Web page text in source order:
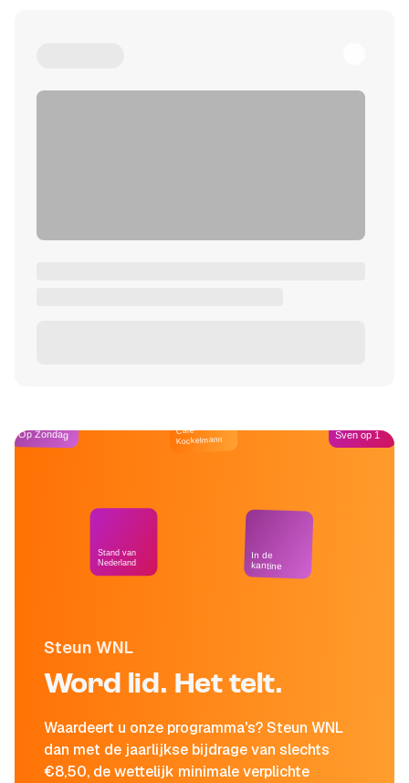
Steun WNL
Word lid. Het telt.
Waardeert u onze programma's? Steun WNL
dan met de jaarlijkse bijdrage van slechts
€8,50, de wettelijk minimale verplichte
Op Zondag
Stand van
Nederland
Café
Kockelmann
In de
kantine
Sven op 1